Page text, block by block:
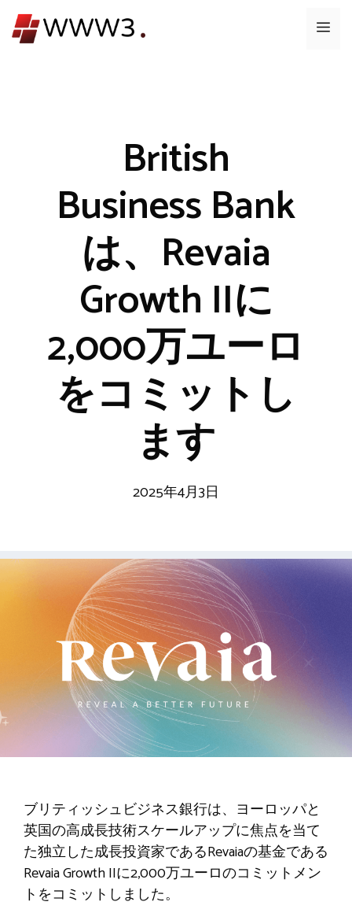
ン
メ
British
Business Bank
は、Revaia
Growth IIに
2,000万ユーロ
をコミットし
ます
2025年4月3日
ブリティッシュビジネス銀行は、ヨーロッパと
英国の高成長技術スケールアップに焦点を当て
た独立した成長投資家であるRevaiaの基金である
Revaia Growth IIに2,000万ユーロのコミットメン
トをコミットしました。